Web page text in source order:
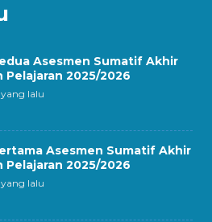
Asesmen Sumatif Akhir
Pelajaran 2025/2026
lalu
Asesmen Sumatif Akhir
Pelajaran 2025/2026
lalu